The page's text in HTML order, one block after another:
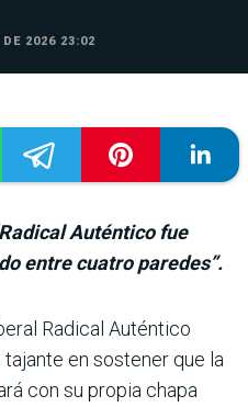
DE 2026 23:02
Auténtico fue
entre cuatro paredes”.
Radical Auténtico
en sostener que la
con su propia chapa